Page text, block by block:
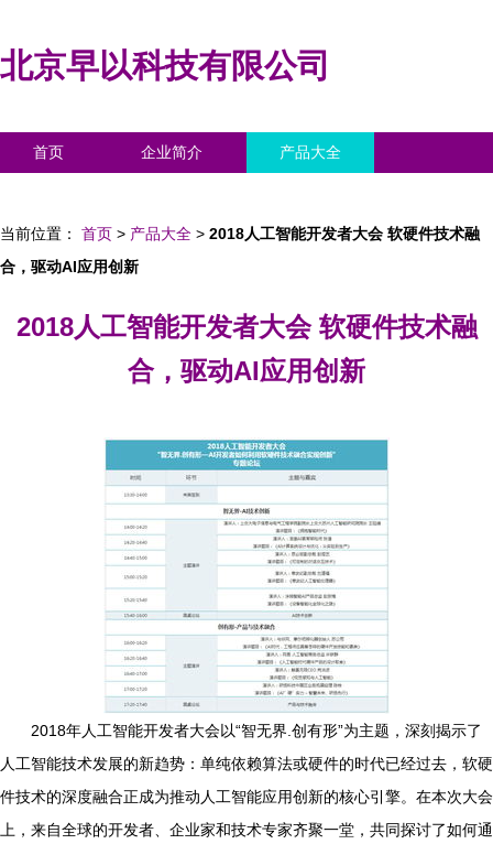
北京早以科技有限公司
首页 企业简介 产品大全
当前位置： 首页 > 产品大全 > 2018人工智能开发者大会 软硬件技术融
合，驱动AI应用创新
2018人工智能开发者大会 软硬件技术融
合，驱动AI应用创新
2018年人工智能开发者大会以“智无界.创有形”为主题，深刻揭示了
人工智能技术发展的新趋势：单纯依赖算法或硬件的时代已经过去，软硬
件技术的深度融合正成为推动人工智能应用创新的核心引擎。在本次大会
上，来自全球的开发者、企业家和技术专家齐聚一堂，共同探讨了如何通